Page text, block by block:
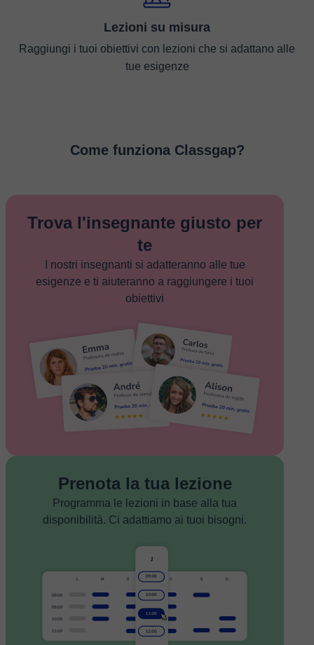
Lezioni su misura
Raggiungi i tuoi obiettivi con lezioni che si adattano alle
tue esigenze
Come funziona Classgap?
Trova l'insegnante giusto per
te
I nostri insegnanti si adatteranno alle tue
esigenze e ti aiuteranno a raggiungere i tuoi
obiettivi
Prenota la tua lezione
Programma le lezioni in base alla tua
disponibilità. Ci adattiamo ai tuoi bisogni.